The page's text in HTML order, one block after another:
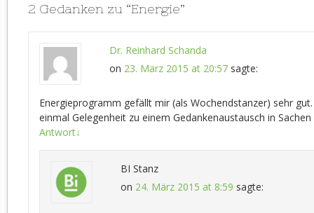
2 Gedanken zu “Energie”
Dr. Reinhard Schanda
on 23. März 2015 at 20:57 sagte:
Energieprogramm gefällt mir (als Wochendstanzer) sehr
einmal Gelegenheit zu einem Gedankenaustausch in Sachen
Antwort↓
BI Stanz
on 24. März 2015 at 8:59 sagte: